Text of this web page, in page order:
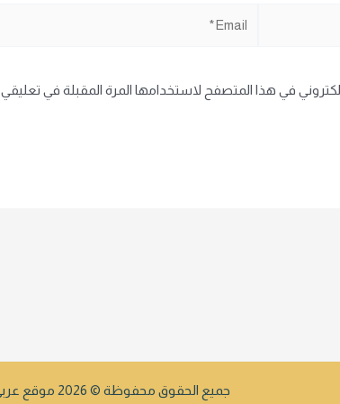
في هذا المتصفح لاستخدامها المرة المقبلة في تعليقي.
جميع الحقوق محفوظة © 2026 موقع عربي بوست